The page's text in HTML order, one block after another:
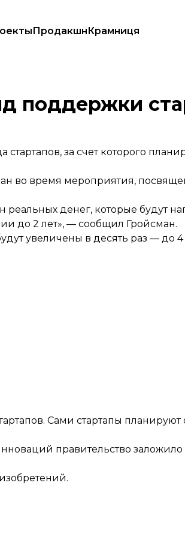
ПродакшнКрамниця
поддержки
за счет которого
время мероприятия,
денег, которые будут
до 2 лет», — сообщил Гройсман.
увеличены в десять раз — до 4
Сами стартапы планируют
правительство заложило